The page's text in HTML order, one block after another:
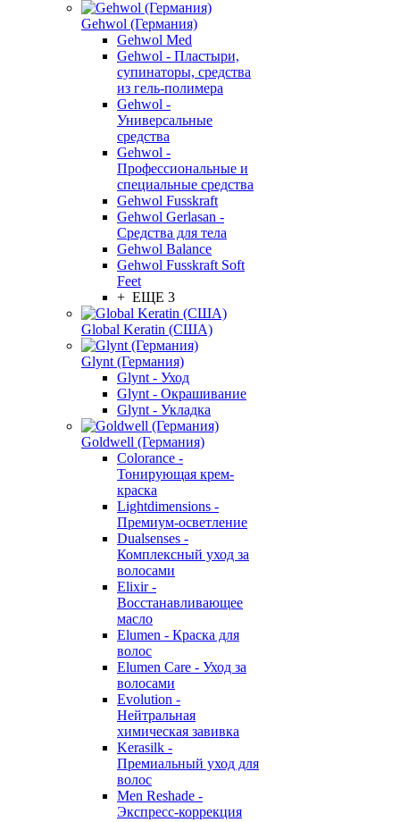
Gehwol (Германия)
Gehwol Med
Gehwol - Пластыри,
супинаторы, средства
из гель-полимера
Gehwol -
Универсальные
средства
Gehwol -
Профессиональные и
специальные средства
Gehwol Fusskraft
Gehwol Gerlasan -
Средства для тела
Gehwol Balance
Gehwol Fusskraft Soft
Feet
+ ЕЩЕ 3
Global Keratin (США)
Glynt (Германия)
Glynt - Уход
Glynt - Окрашивание
Glynt - Укладка
Goldwell (Германия)
Colorance -
Тонирующая крем-
краска
Lightdimensions -
Премиум-осветление
Dualsenses -
Комплексный уход за
волосами
Elixir -
Восстанавливающее
масло
Elumen - Краска для
волос
Elumen Care - Уход за
волосами
Evolution -
Нейтральная
химическая завивка
Kerasilk -
Премиальный уход для
волос
Men Reshade -
Экспресс-коррекция